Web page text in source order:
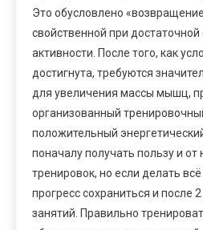
Это обусловлено
свойственной при
активности. После того, как
достигнута, требуются
для увеличения массы мышц,
организованный
положительный
поначалу получать пользу и
тренировок, но если делать
прогресс сохраниться и после
занятий. Правильно